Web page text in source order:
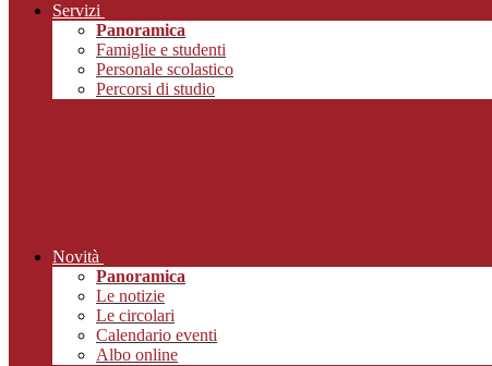
Servizi
Panoramica
Famiglie e studenti
Personale scolastico
Percorsi di studio
Novità
Panoramica
Le notizie
Le circolari
Calendario eventi
Albo online